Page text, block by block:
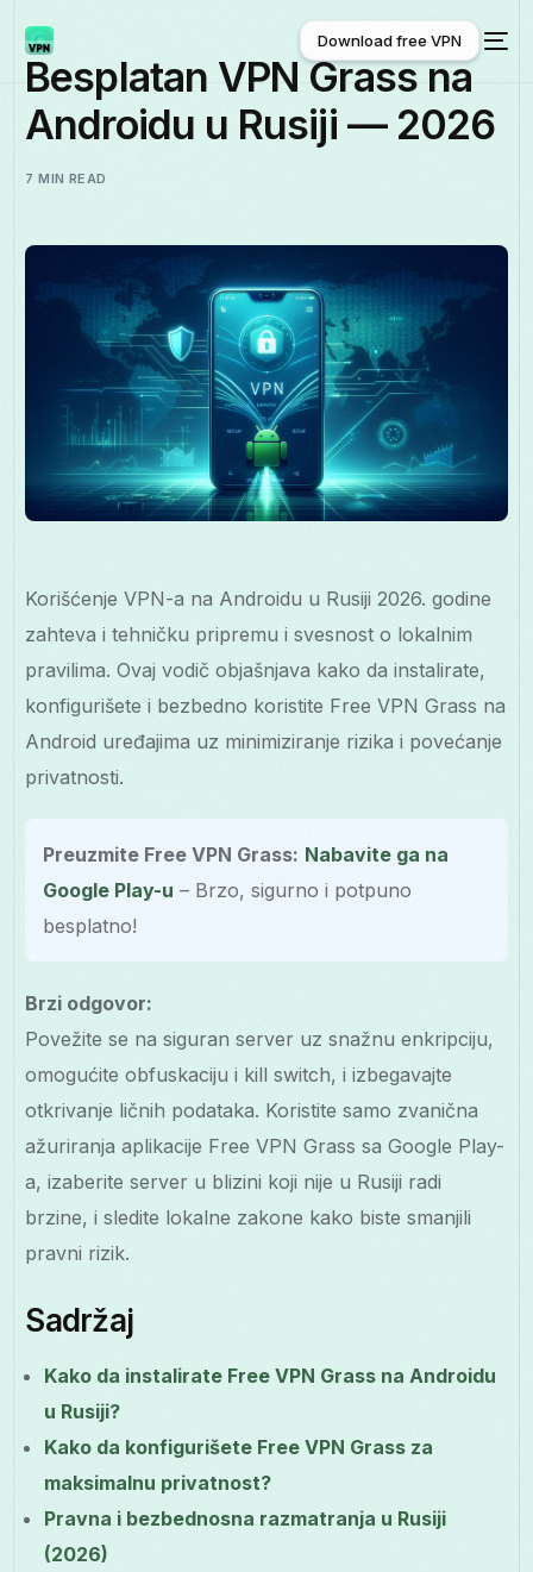
Српски
Download free VPN
Download free VPN
Besplatan VPN Grass na
Androidu u Rusiji — 2026
7 MIN READ
Korišćenje VPN-a na Androidu u Rusiji 2026. godine
zahteva i tehničku pripremu i svesnost o lokalnim
pravilima. Ovaj vodič objašnjava kako da instalirate,
konfigurišete i bezbedno koristite Free VPN Grass na
Android uređajima uz minimiziranje rizika i povećanje
privatnosti.
Preuzmite Free VPN Grass: Nabavite ga na
Google Play-u – Brzo, sigurno i potpuno
besplatno!
Brzi odgovor:
Povežite se na siguran server uz snažnu enkripciju,
omogućite obfuskaciju i kill switch, i izbegavajte
otkrivanje ličnih podataka. Koristite samo zvanična
ažuriranja aplikacije Free VPN Grass sa Google Play-
a, izaberite server u blizini koji nije u Rusiji radi
brzine, i sledite lokalne zakone kako biste smanjili
pravni rizik.
Sadržaj
Kako da instalirate Free VPN Grass na Androidu
u Rusiji?
Kako da konfigurišete Free VPN Grass za
maksimalnu privatnost?
Pravna i bezbednosna razmatranja u Rusiji
(2026)